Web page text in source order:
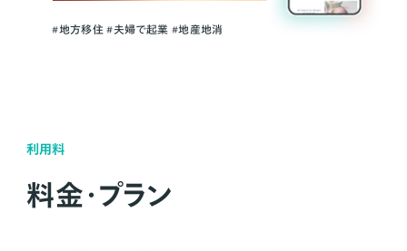
#地方移住 #夫婦で起業 #地産地消
利用料
料金・プラン